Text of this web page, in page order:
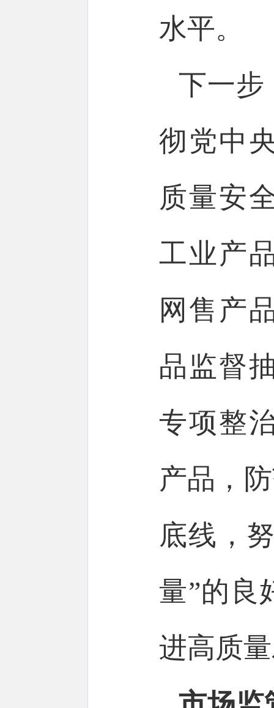
水平。
下一步
彻党中
质量安
工业产
网售产
品监督
专项整
产品，
底线，
量”的良
进高质